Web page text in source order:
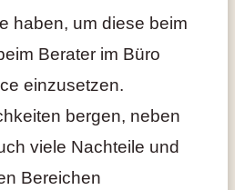
haben, um diese beim
Berater im Büro
einzusetzen.
bergen, neben
viele Nachteile und
Bereichen